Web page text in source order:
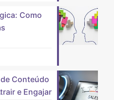
Como
Conteúdo
e Engajar